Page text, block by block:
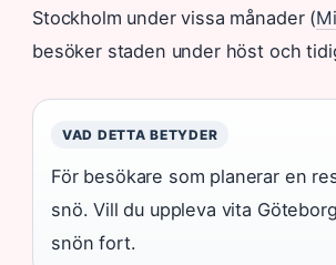
Stockholm under vissa månader (
besöker staden under höst och
VAD DETTA BETYDER
För besökare som planerar en
snö. Vill du uppleva vita
snön fort.